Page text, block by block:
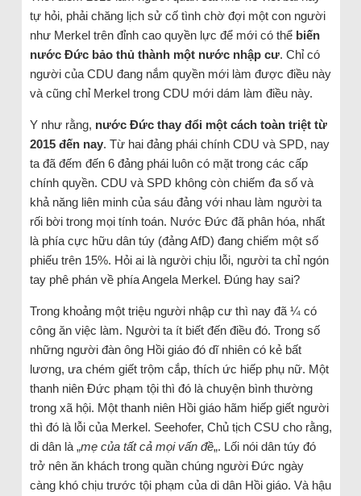
tự hỏi, phải chăng lịch sử cố tình chờ đợi một con người
như Merkel trên đỉnh cao quyền lực để mới có thể biến
nước Đức bảo thủ thành một nước nhập cư. Chỉ có
người của CDU đang nắm quyền mới làm được điều này
và cũng chỉ Merkel trong CDU mới dám làm điều này.
Y như rằng, nước Đức thay đổi một cách toàn triệt từ
2015 đến nay. Từ hai đảng phái chính CDU và SPD, nay
ta đã đếm đến 6 đảng phái luôn có mặt trong các cấp
chính quyền. CDU và SPD không còn chiếm đa số và
khả năng liên minh của sáu đảng với nhau làm người ta
rối bời trong mọi tính toán. Nước Đức đã phân hóa, nhất
là phía cực hữu dân túy (đảng AfD) đang chiếm một số
phiếu trên 15%. Hỏi ai là người chịu lỗi, người ta chỉ ngón
tay phê phán về phía Angela Merkel. Đúng hay sai?
Trong khoảng một triệu người nhập cư thì nay đã ¼ có
công ăn việc làm. Người ta ít biết đến điều đó. Trong số
những người đàn ông Hồi giáo đó dĩ nhiên có kẻ bất
lương, ưa chém giết trộm cắp, thích ức hiếp phụ nữ. Một
thanh niên Đức phạm tội thì đó là chuyện bình thường
trong xã hội. Một thanh niên Hồi giáo hãm hiếp giết người
thì đó là lỗi của Merkel. Seehofer, Chủ tịch CSU cho rằng,
di dân là „mẹ của tất cả mọi vấn đề„. Lối nói dân túy đó
trở nên ăn khách trong quần chúng người Đức ngày
càng khó chịu trước tội phạm của di dân Hồi giáo. Và hậu